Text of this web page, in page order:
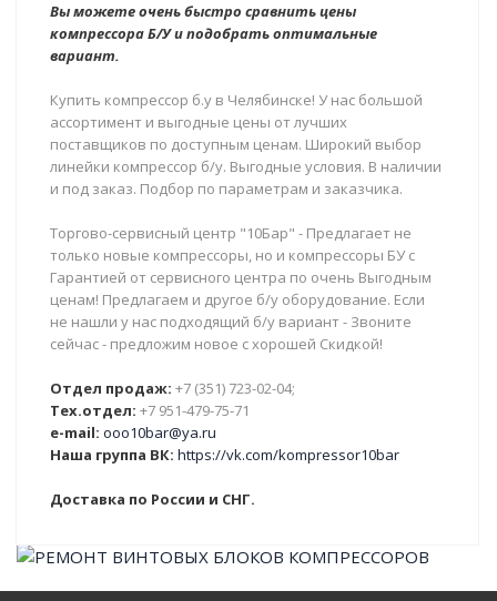
Вы можете очень быстро сравнить цены
компрессора Б/У и подобрать оптимальные
вариант.
Купить компрессор б.у в Челябинске! У нас большой
ассортимент и выгодные цены от лучших
поставщиков по доступным ценам. Широкий выбор
линейки компрессор б/у. Выгодные условия. В наличии
и под заказ. Подбор по параметрам и заказчика.
Торгово-сервисный центр "10Бар" - Предлагает не
только новые компрессоры, но и компрессоры БУ с
Гарантией от сервисного центра по очень Выгодным
ценам! Предлагаем и другое б/у оборудование. Если
не нашли у нас подходящий б/у вариант - Звоните
сейчас - предложим новое с хорошей Скидкой!
Отдел продаж: +7 (351) 723-02-04;
Тех.отдел: +7 951-479-75-71
e-mail: ooo10bar@ya.ru
Наша группа ВК: https://vk.com/kompressor10bar
Доставка по России и СНГ.